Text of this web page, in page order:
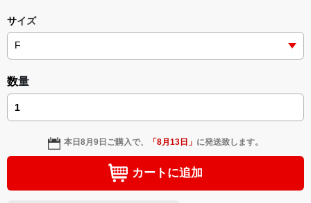
▶︎弛まぬ言霊[+挿画50作品版]
＜著者: 作詞/挿画作成＞ 凛々風 猛 -リリカゼタケル
日本語版: https://amzn.asia/d/3czgKs8
英語版: https://amzn.asia/d/bpIME7s
▶︎弛まぬ言霊 <+挿画/スケッチ&塗り絵ver.版>
-ロードムービー系ミュージカル小説 +作詞20曲
+挿画スケッチスタイル&塗り絵バージョン-
＜著者/小説:作詞:挿画作成＞
凛々風 猛-リリカゼタケル
サイズ
数量
本日8月9日 ご購入で、 「8月13日 」 に発送致します。
カートに追加